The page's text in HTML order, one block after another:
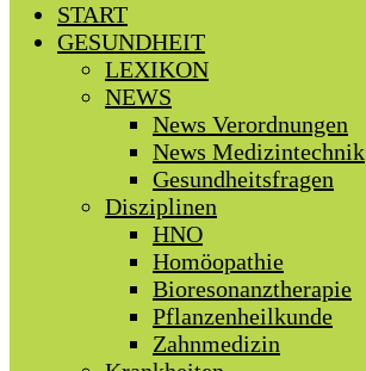
START
GESUNDHEIT
LEXIKON
NEWS
News Verordnungen
News Medizintechnik
Gesundheitsfragen
Disziplinen
HNO
Homöopathie
Bioresonanztherapie
Pflanzenheilkunde
Zahnmedizin